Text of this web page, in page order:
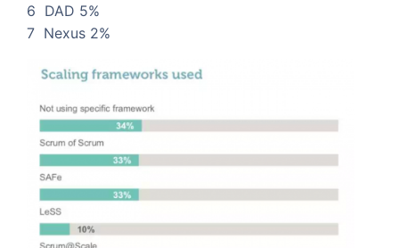
6 DAD 5%
7 Nexus 2%